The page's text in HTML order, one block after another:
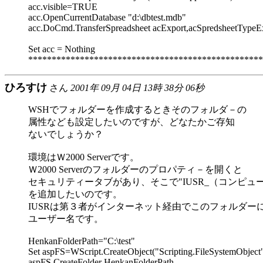
acc.visible=TRUE
acc.OpenCurrentDatabase "d:\dbtest.mdb"
acc.DoCmd.TransferSpreadsheet
Set acc = Nothing
ひろすけ さん 2001年 09月 04日 13時 38分 06秒
WSHでフォルダーを作成するときそのフォルダ－の
属性なども設定したいのですが、どなたかご存知
ないでしょうか？
環境はＷ2000 Serverです。
Ｗ2000 Serverのフォルダーのプロパティ－を開くと
セキュリティータブがあり、そこで"IUSR_（コンピュ
を追加したいのです。
IUSRは第３者がインターネット経由でこのフォルダー
ユーザー名です。
HenkanFolderPath="C:\test"
Set